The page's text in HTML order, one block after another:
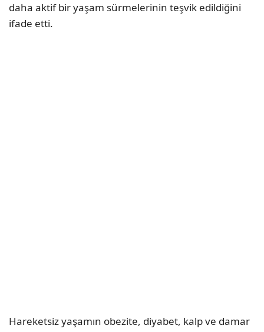
daha aktif bir yaşam sürmelerinin teşvik edildiğini
ifade etti.
Hareketsiz yaşamın obezite, diyabet, kalp ve damar